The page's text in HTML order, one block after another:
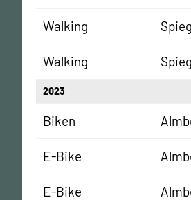
Walking
Walking
2023
Biken
E-Bike
E-Bike